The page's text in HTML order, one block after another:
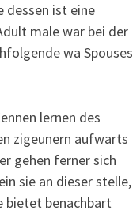
dessen ist eine
male war bei der
wa Spouses
lernen des
zigeunern aufwarts
gehen ferner sich
sie an dieser stelle,
bietet benachbart